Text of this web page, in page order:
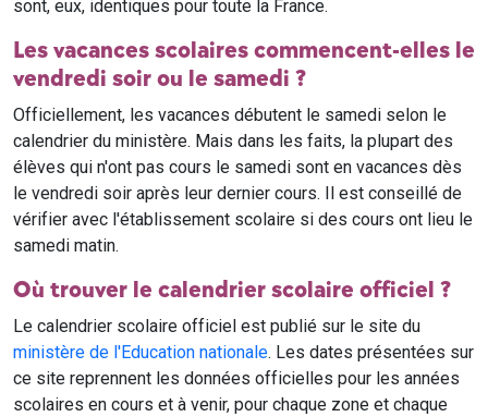
sont, eux, identiques pour toute la France.
Les vacances scolaires commencent-elles le
vendredi soir ou le samedi ?
Officiellement, les vacances débutent le samedi selon le
calendrier du ministère. Mais dans les faits, la plupart des
élèves qui n'ont pas cours le samedi sont en vacances dès
le vendredi soir après leur dernier cours. Il est conseillé de
vérifier avec l'établissement scolaire si des cours ont lieu le
samedi matin.
Où trouver le calendrier scolaire officiel ?
Le calendrier scolaire officiel est publié sur le site du
ministère de l'Education nationale. Les dates présentées sur
ce site reprennent les données officielles pour les années
scolaires en cours et à venir, pour chaque zone et chaque